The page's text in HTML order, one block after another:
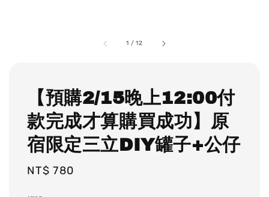
1 /12
【預購2/15晚上12:00付
款完成才算購買成功】原
宿限定三立DIY罐子+公仔
Regular
NT$ 780